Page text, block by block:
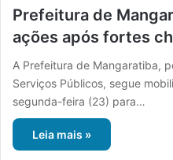
Prefeitura de
ações após fortes
A Prefeitura de Mangaratiba,
Serviços Públicos, segue
segunda-feira (23) para…
Leia mais »